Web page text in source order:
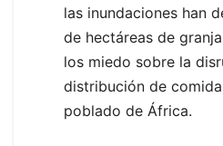
las inundaciones han
de hectáreas de
los miedo sobre la
distribución de
poblado de África.